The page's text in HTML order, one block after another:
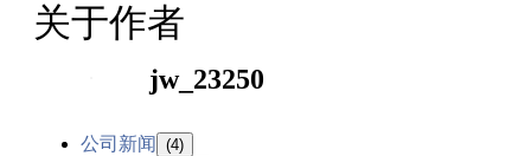
关于作者
jw_23250
公司新闻 (4)